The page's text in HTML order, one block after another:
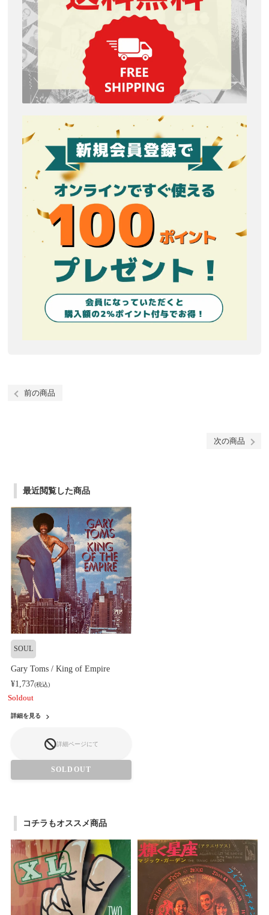
前の商品
次の商品
最近閲覧した商品
SOUL
Gary Toms / King of Empire
¥1,737(税込)
Soldout
詳細を見る
詳細ページにて
SOLDOUT
コチラもオススメ商品